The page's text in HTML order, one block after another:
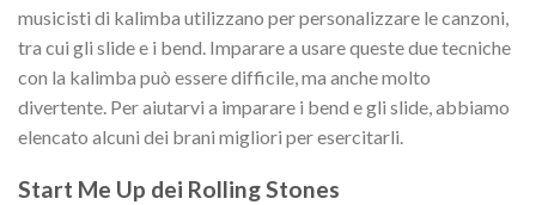
musicisti di kalimba utilizzano per personalizzare le canzoni,
tra cui gli slide e i bend. Imparare a usare queste due tecniche
con la kalimba può essere difficile, ma anche molto
divertente. Per aiutarvi a imparare i bend e gli slide, abbiamo
elencato alcuni dei brani migliori per esercitarli.
Start Me Up dei Rolling Stones